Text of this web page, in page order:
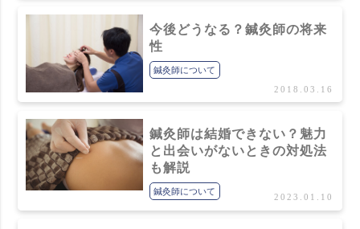
今後どうなる？鍼灸師の将来
性
鍼灸師について
2018.03.16
鍼灸師は結婚できない？魅力
と出会いがないときの対処法
も解説
鍼灸師について
2023.01.10